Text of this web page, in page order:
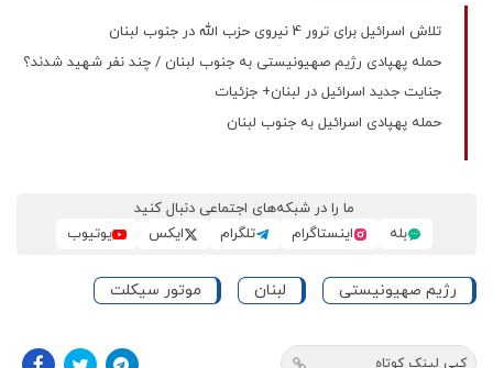
تلاش اسرائیل برای ترور 4 نیروی حزب الله در جنوب لبنان
حمله پهپادی رژیم صهیونیستی به جنوب لبنان / چند نفر شهید شدند؟
جنایت جدید اسرائیل در لبنان+ جزئیات
حمله پهپادی اسرائیل به جنوب لبنان
ما را در شبکه‌های اجتماعی دنبال کنید
بله
اینستاگرام تلگرام ایکس یوتیوب
رژیم صهیونیستی لبنان موتور سیکلت
کپی لینک کوتاه